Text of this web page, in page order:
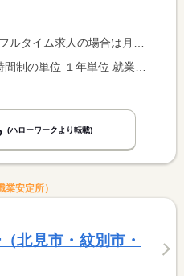
額）、パート求人の場合は時間額を表示しています。
(ハローワークより転載)
安定所）
北見市・紋別市・